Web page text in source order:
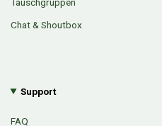
Chat & Shoutbox
Support
FAQ